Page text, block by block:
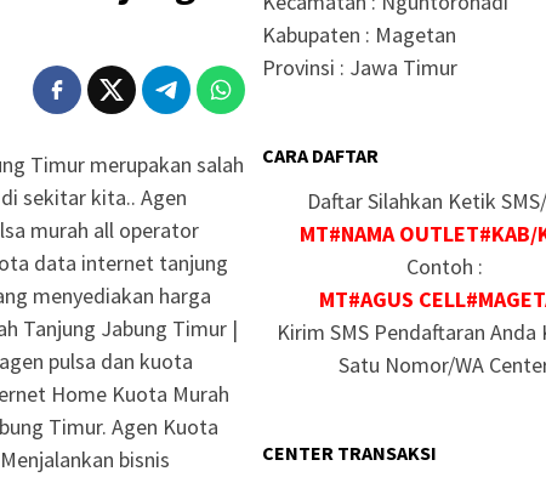
Timur merupakan salah
sekitar kita.. Agen
murah all operator
data internet tanjung
menyediakan harga
Tanjung Jabung Timur |
pulsa dan kuota
Home Kuota Murah
Timur. Agen Kuota
bisnis
Kabupaten : Magetan
Provinsi : Jawa Timur
CARA DAFTAR
Daftar Silahkan Ketik
MT#NAMA OUTLET#KAB/
Contoh :
MT#AGUS
Kirim SMS Pendaftaran Anda
Satu Nomor/WA
CENTER TRANSAKSI